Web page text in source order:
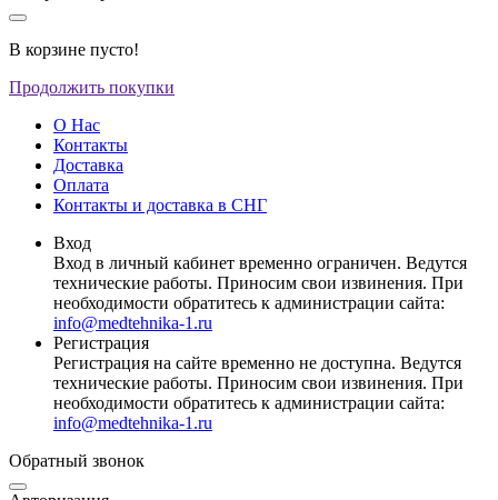
В корзине пусто!
Продолжить покупки
О Нас
Контакты
Доставка
Оплата
Контакты и доставка в СНГ
Вход
Вход в личный кабинет временно ограничен. Ведутся
технические работы. Приносим свои извинения. При
необходимости обратитесь к администрации сайта:
info@medtehnika-1.ru
Регистрация
Регистрация на сайте временно не доступна. Ведутся
технические работы. Приносим свои извинения. При
необходимости обратитесь к администрации сайта:
info@medtehnika-1.ru
Обратный звонок